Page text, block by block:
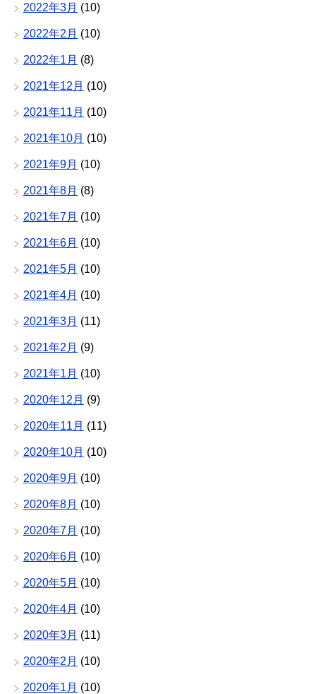
2022年3月 (10)
2022年2月 (10)
2022年1月 (8)
2021年12月 (10)
2021年11月 (10)
2021年10月 (10)
2021年9月 (10)
2021年8月 (8)
2021年7月 (10)
2021年6月 (10)
2021年5月 (10)
2021年4月 (10)
2021年3月 (11)
2021年2月 (9)
2021年1月 (10)
2020年12月 (9)
2020年11月 (11)
2020年10月 (10)
2020年9月 (10)
2020年8月 (10)
2020年7月 (10)
2020年6月 (10)
2020年5月 (10)
2020年4月 (10)
2020年3月 (11)
2020年2月 (10)
2020年1月 (10)